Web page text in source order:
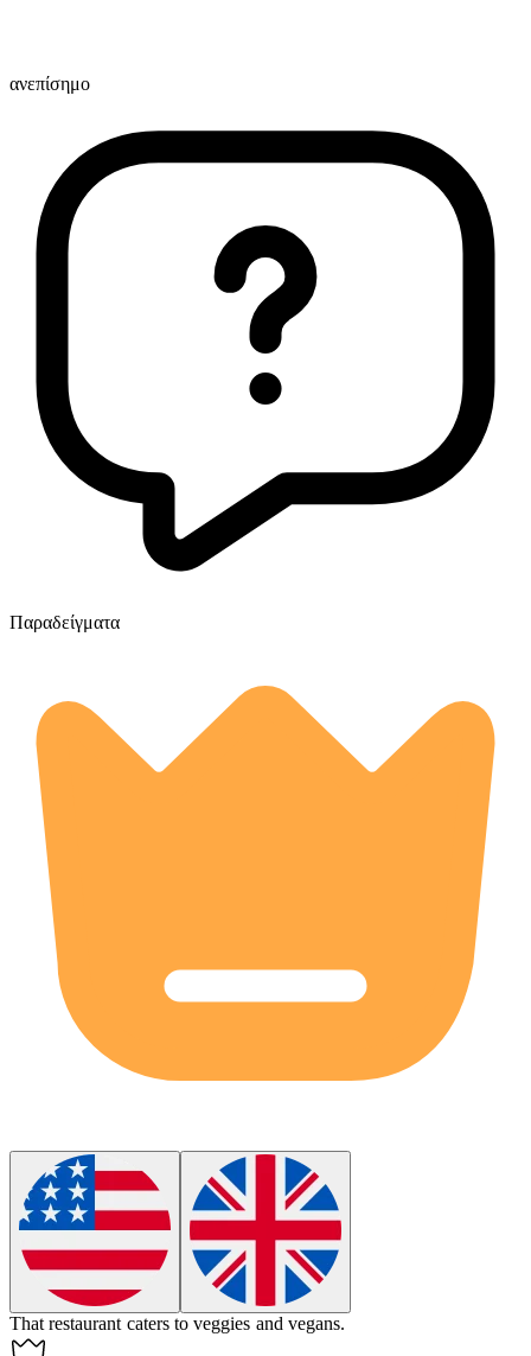
ανεπίσημο
Παραδείγματα
That restaurant caters toveggies and vegans.